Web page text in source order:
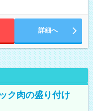
詳細へ
ク肉の盛り付け